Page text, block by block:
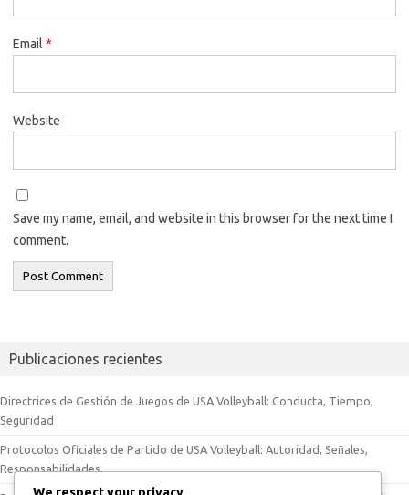
Email *
Website
Save my name, email, and website in this browser for the next time I
comment.
Publicaciones recientes
Directrices de Gestión de Juegos de USA Volleyball: Conducta, Tiempo,
Seguridad
Protocolos Oficiales de Partido de USA Volleyball: Autoridad, Señales,
Responsabilidades